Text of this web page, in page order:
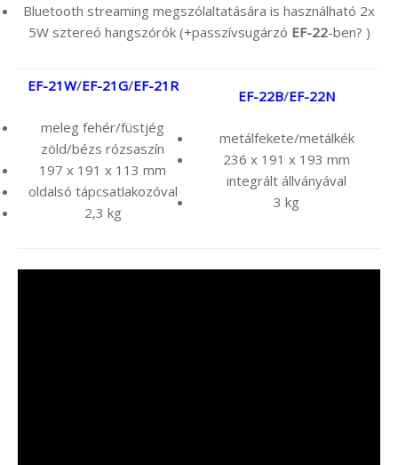
Bluetooth streaming megszólaltatására is használható 2x
5W sztereó hangszórók (+passzívsugárzó EF-22-ben? )
EF-21W/EF-21G/EF-21R
meleg fehér/füstjég
zöld/bézs rózsaszín
197‎ x 191 x 113 mm
oldalsó tápcsatlakozóval
2,3 kg
EF-22B/EF-22N
metálfekete/metálkék
236‎ x 191 x 193 mm
integrált állványával
3 kg